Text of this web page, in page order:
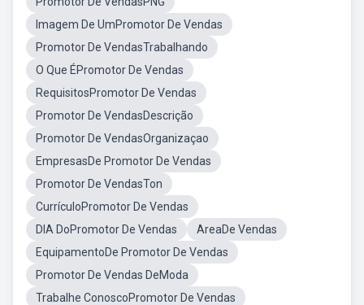
Imagem De UmPromotor De Vendas
Promotor De VendasTrabalhando
O Que ÉPromotor De Vendas
RequisitosPromotor De Vendas
Promotor De VendasDescrição
Promotor De VendasOrganizaçao
EmpresasDe Promotor De Vendas
Promotor De VendasTon
CurrículoPromotor De Vendas
DIA DoPromotor De Vendas
AreaDe Vendas
EquipamentoDe Promotor De Vendas
Promotor De Vendas DeModa
Trabalhe ConoscoPromotor De Vendas